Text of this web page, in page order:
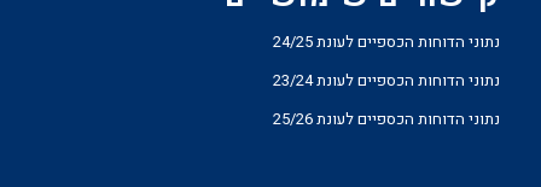
נתוני הדוחות הכספיים לעונת 24/25
נתוני הדוחות הכספיים לעונת 23/24
נתוני הדוחות הכספיים לעונת 25/26